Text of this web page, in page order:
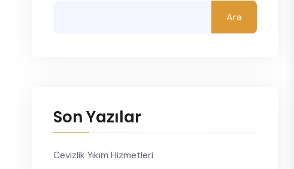
Ara
Son Yazılar
Cevizlik Yıkım Hizmetleri